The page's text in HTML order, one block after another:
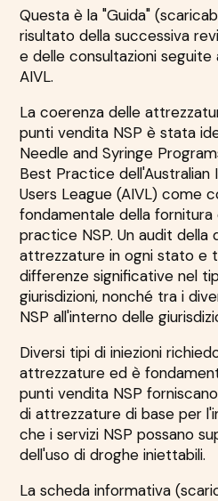
Questa è la "Guida"
risultato della successiva
e delle consultazioni seguite
AIVL.
La coerenza delle
punti vendita NSP è stata
Needle and Syringe
Best Practice dell'Australian
Users League (AIVL) come
fondamentale della fornitura
practice NSP. Un audit della
attrezzature in ogni stato e
differenze significative nel
giurisdizioni, nonché tra i
NSP all'interno delle
Diversi tipi di iniezioni
attrezzature ed è
punti vendita NSP
di attrezzature di base per
che i servizi NSP possano
dell'uso di droghe iniettabili.
La scheda informativa